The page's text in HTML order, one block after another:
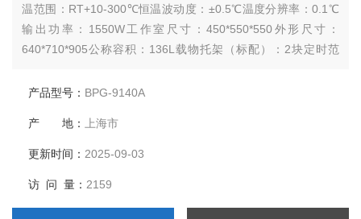
温范围：RT+10-300℃恒温波动度：±0.5℃温度分辨率：0.1℃
输出功率：1550W工作室尺寸：450*550*550外形尺寸：
640*710*905公称容积：136L载物托架（标配）：2块定时范
产品型号： BPG-9140A
产 地：上海市
更新时间：2025-09-03
访 问 量：2159